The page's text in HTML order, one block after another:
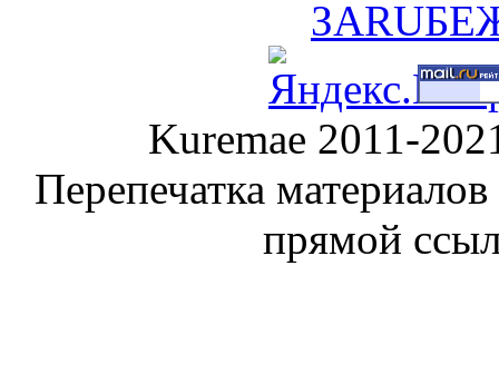
Kuremae 2011-
Перепечатка
прямой